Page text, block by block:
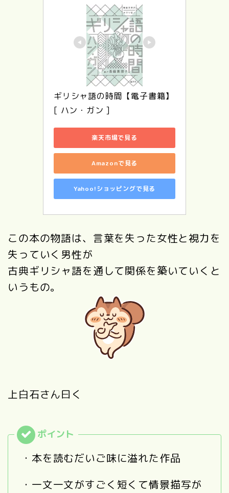
ギリシャ語の時間【電子書籍】
[ ハン・ガン ]
楽天市場で見る
Amazonで見る
Yahoo!ショッピングで見る
この本の物語は、言葉を失った女性と視力を
失っていく男性が
古典ギリシャ語を通して関係を築いていくと
いうもの。
上白石さん曰く
・本を読むだいご味に溢れた作品
・一文一文がすごく短くて情景描写が